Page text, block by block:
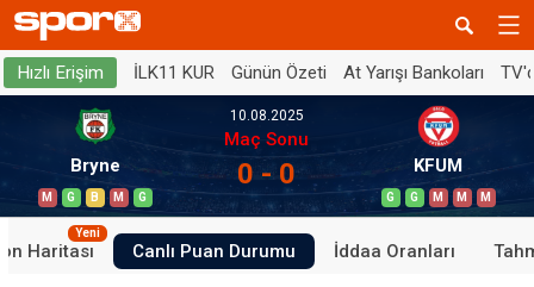
Hızlı Erişim İLK11 KUR Günün Özeti At Yarışı Bankoları
Bryne
M G B M G
10.08.2025
Maç Sonu
0 - 0 KFUM
G G M M M
Haritası
Yeni
Canlı Puan Durumu İddaa Oranları